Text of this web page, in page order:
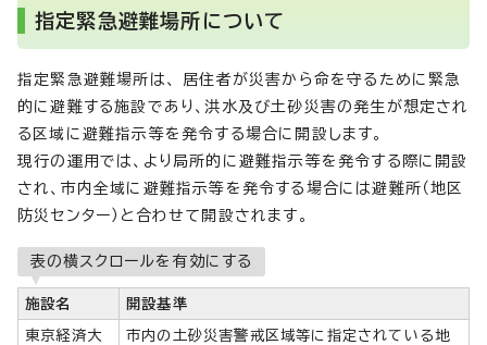
指定緊急避難場所について
指定緊急避難場所は、 居住者が災害から命を守るために緊急
的に避難する施設であり、洪水及び土砂災害の発生が想定され
る区域に避難指示等を発令する場合に開設します。
現行の運用では、より局所的に避難指示等を発令する際に開設
され、市内全域に避難指示等を発令する場合には避難所（地区
防災センター）と合わせて開設されます。
表の横スクロールを有効にする
施設名 開設基準
東京経済大
市内の土砂災害警戒区域等に指定されている地